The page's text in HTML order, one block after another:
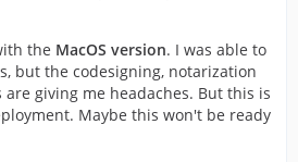
the MacOS version. I was able to
but the codesigning, notarization
giving me headaches. But this is
Maybe this won't be ready